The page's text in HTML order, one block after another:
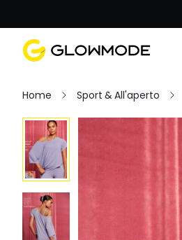
Home Sport & All'aperto